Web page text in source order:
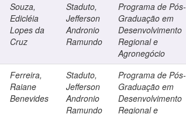
Souza,
Edicléia
Lopes da
Cruz
Staduto,
Jefferson
Andronio
Ramundo
Programa de Pós-
Graduação em
Desenvolvimento
Regional e
Agronegócio
Ferreira,
Raiane
Benevides
Staduto,
Jefferson
Andronio
Ramundo
Programa de Pós-
Graduação em
Desenvolvimento
Regional e